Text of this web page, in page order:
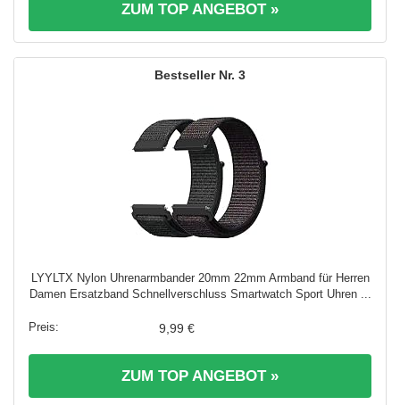
ZUM TOP ANGEBOT »
3
LYYLTX Nylon Uhrenarmbander 20mm 22mm Armband für Herren
Damen Ersatzband Schnellverschluss Smartwatch Sport Uhren ...
9,99 €
ZUM TOP ANGEBOT »